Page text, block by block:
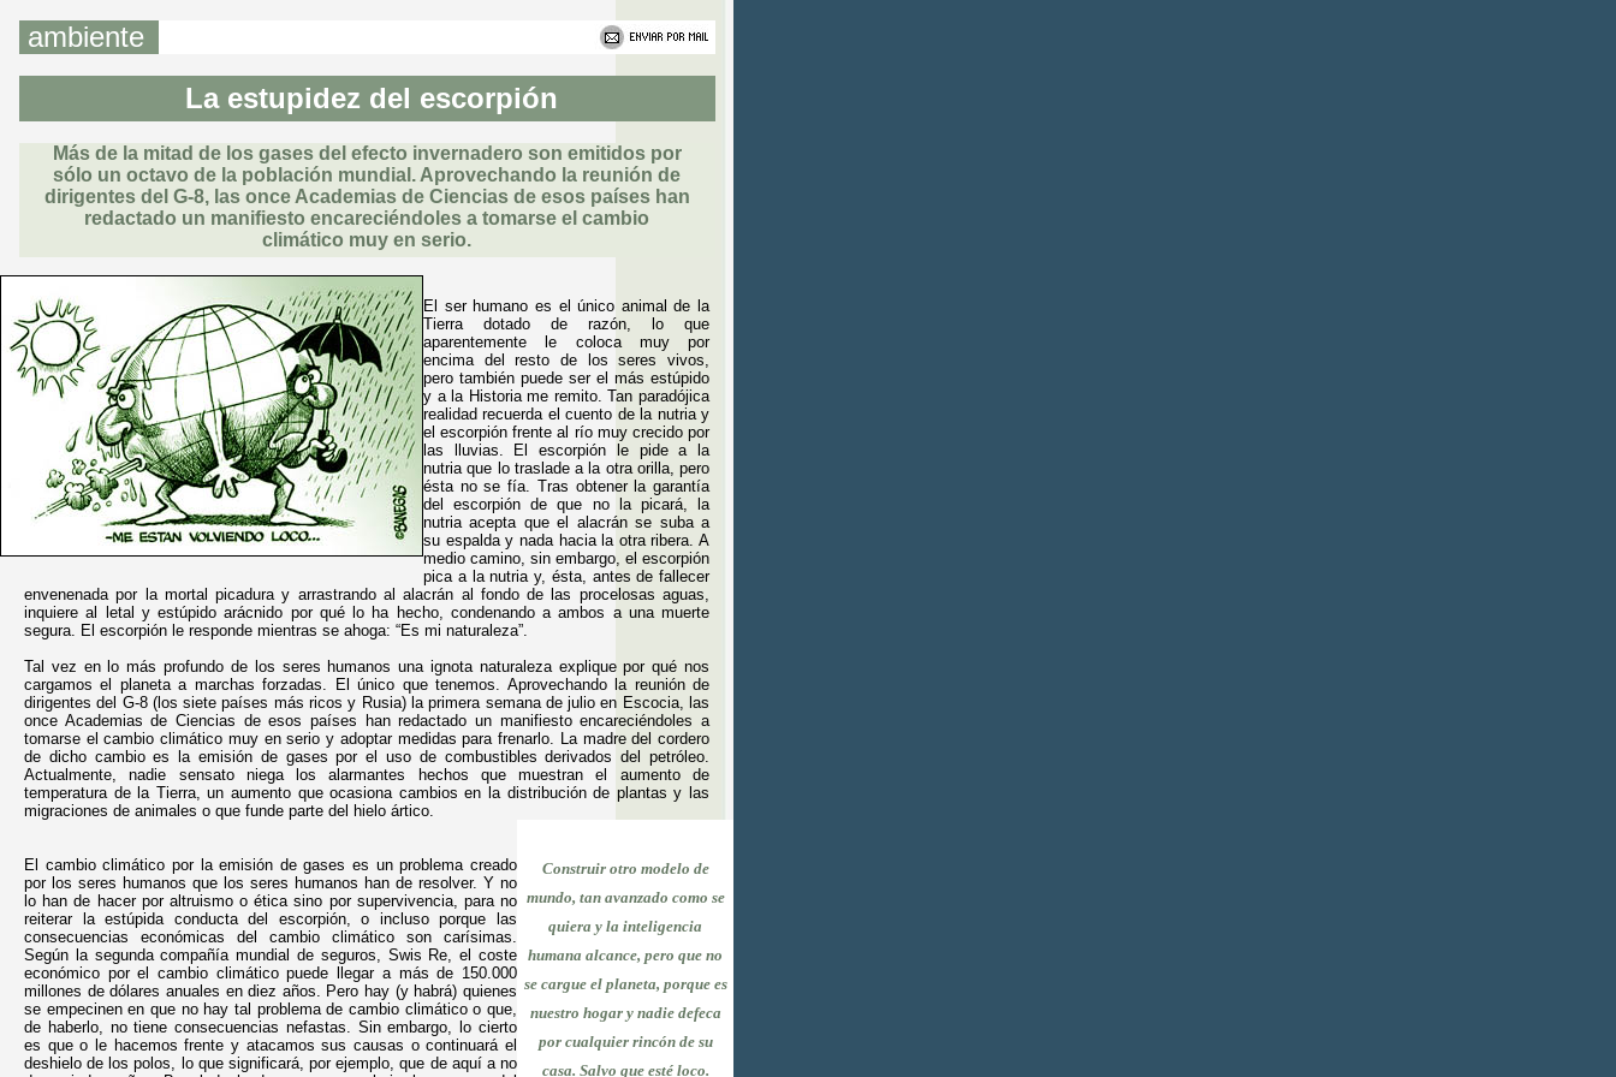
ambiente
La estupidez del escorpión
Más de la mitad de los gases del efecto invernadero son emitidos por
sólo un octavo de la población mundial. Aprovechando la reunión de
dirigentes del G-8, las once Academias de Ciencias de esos países han
redactado un manifiesto encareciéndoles a tomarse el cambio
climático muy en serio.
El ser humano es el único animal de la
Tierra dotado de razón, lo que
aparentemente le coloca muy por
encima del resto de los seres vivos,
pero también puede ser el más estúpido
y a la Historia me remito. Tan paradójica
realidad recuerda el cuento de la nutria y
el escorpión frente al río muy crecido por
las lluvias. El escorpión le pide a la
nutria que lo traslade a la otra orilla, pero
ésta no se fía. Tras obtener la garantía
del escorpión de que no la picará, la
nutria acepta que el alacrán se suba a
su espalda y nada hacia la otra ribera. A
medio camino, sin embargo, el escorpión
pica a la nutria y, ésta, antes de fallecer
envenenada por la mortal picadura y arrastrando al alacrán al fondo de las procelosas aguas,
inquiere al letal y estúpido arácnido por qué lo ha hecho, condenando a ambos a una muerte
segura. El escorpión le responde mientras se ahoga: “Es mi naturaleza”.
Tal vez en lo más profundo de los seres humanos una ignota naturaleza explique por qué nos
cargamos el planeta a marchas forzadas. El único que tenemos. Aprovechando la reunión de
dirigentes del G-8 (los siete países más ricos y Rusia) la primera semana de julio en Escocia, las
once Academias de Ciencias de esos países han redactado un manifiesto encareciéndoles a
tomarse el cambio climático muy en serio y adoptar medidas para frenarlo. La madre del cordero
de dicho cambio es la emisión de gases por el uso de combustibles derivados del petróleo.
Actualmente, nadie sensato niega los alarmantes hechos que muestran el aumento de
temperatura de la Tierra, un aumento que ocasiona cambios en la distribución de plantas y las
migraciones de animales o que funde parte del hielo ártico.
Construir otro modelo de
mundo, tan avanzado como se
quiera y la inteligencia
humana alcance, pero que no
se cargue el planeta, porque es
nuestro hogar y nadie defeca
por cualquier rincón de su
casa. Salvo que esté loco.
El cambio climático por la emisión de gases es un problema creado
por los seres humanos que los seres humanos han de resolver. Y no
lo han de hacer por altruismo o ética sino por supervivencia, para no
reiterar la estúpida conducta del escorpión, o incluso porque las
consecuencias económicas del cambio climático son carísimas.
Según la segunda compañía mundial de seguros, Swis Re, el coste
económico por el cambio climático puede llegar a más de 150.000
millones de dólares anuales en diez años. Pero hay (y habrá) quienes
se empecinen en que no hay tal problema de cambio climático o que,
de haberlo, no tiene consecuencias nefastas. Sin embargo, lo cierto
es que o le hacemos frente y atacamos sus causas o continuará el
deshielo de los polos, lo que significará, por ejemplo, que de aquí a no